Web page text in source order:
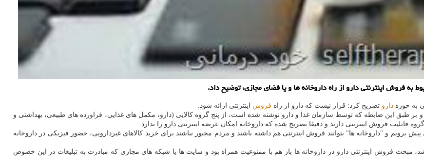
به فروش اینترنتی دارو از راه داروخانه ها و یا فضای مجازی، توضیح داد.
به حوزه دارو تصریح کرد: قرار نیست که دارو از راه فروش اینترنتی ارائه شود.
بر طبق این ضابطه که توسط سازمان غذا و دارو نوشته شده است، از پنج گروه کالایی (دارو، مکمل های غذایی، فراورده های طبیعی، بهداشتی و
فروش اینترنتی دارند و دقیقا تصریح شده که داروخانه امکان عرضه اینترنتی دارو را ندارد.
و "داروخانه ها" بتوانند فروش اینترنتی هم داشته باشند و مردم مجبور نباشند برای خرید کالاهای غیردارویی، حضور فیزیکی در داروخانه
مبحث فروش اینترنتی دارو در داروخانه ها باز هم با ممنوعیت همراه بود و سایت ها یا شبکه های مجازی که مبادرت به تبلیغات در این خصوص